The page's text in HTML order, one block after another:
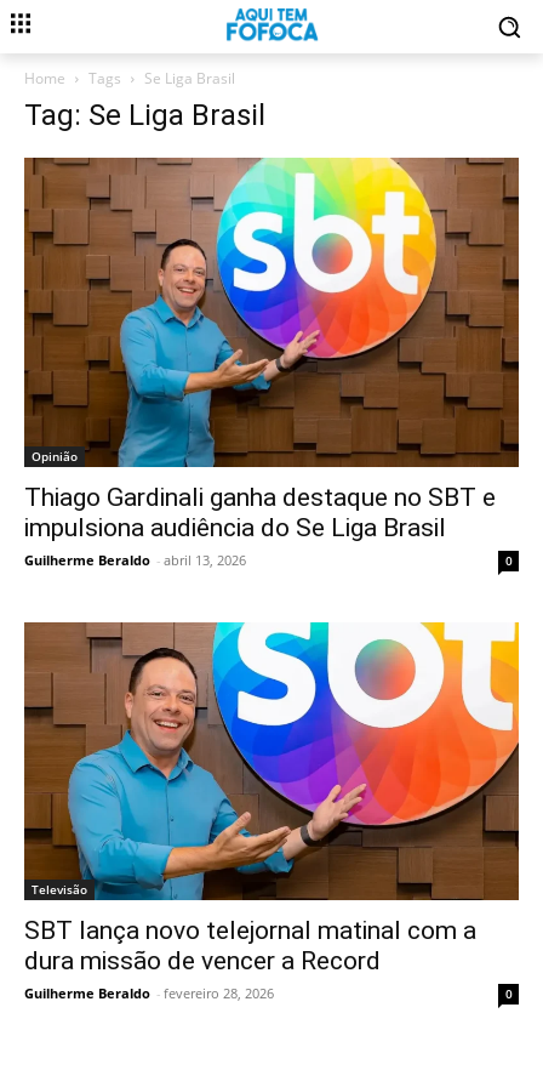
Home Tags Se Liga Brasil
Tag: Se Liga Brasil
Opinião
Thiago Gardinali ganha destaque no SBT e
impulsiona audiência do Se Liga Brasil
Guilherme Beraldo - abril 13, 2026 0
Televisão
SBT lança novo telejornal matinal com a
dura missão de vencer a Record
Guilherme Beraldo - fevereiro 28, 2026 0